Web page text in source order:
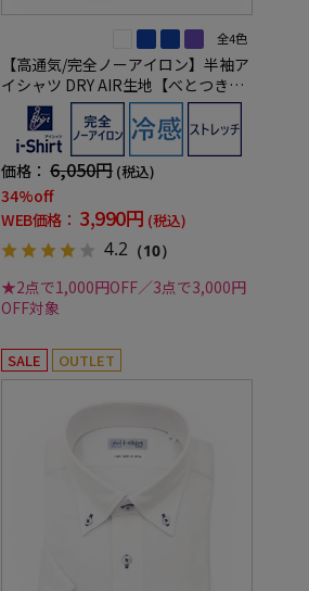
全4色
【高通気/完全ノーアイロン】半袖ア
イシャツ DRY AIR生地【べとつき軽
減】ドライエアー 通気性 チドリ 織
柄無地 ボタンダウン ワイシャツ i-sh
irt 春夏
価格： 6,050円 (税込)
34%off
WEB価格： 3,990円 (税込)
4.2 （10）
★2点で1,000円OFF／3点で3,000円
OFF対象
SALE OUTLET